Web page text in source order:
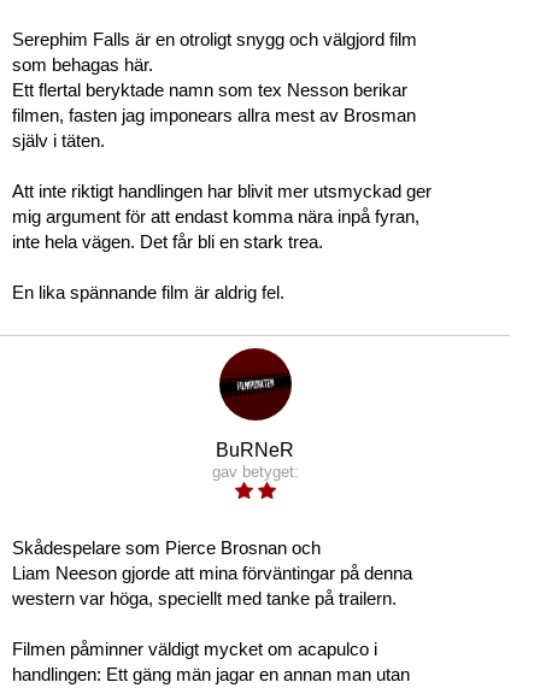
Serephim Falls är en otroligt snygg och välgjord film
som behagas här.
Ett flertal beryktade namn som tex Nesson berikar
filmen, fasten jag imponears allra mest av Brosman
själv i täten.
Att inte riktigt handlingen har blivit mer utsmyckad ger
mig argument för att endast komma nära inpå fyran,
inte hela vägen. Det får bli en stark trea.
En lika spännande film är aldrig fel.
BuRNeR
gav betyget:
Skådespelare som Pierce Brosnan och
Liam Neeson gjorde att mina förväntingar på denna
western var höga, speciellt med tanke på trailern.
Filmen påminner väldigt mycket om acapulco i
handlingen: Ett gäng män jagar en annan man utan